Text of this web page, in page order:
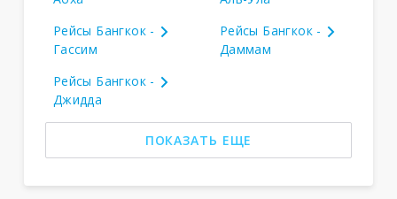
Рейсы Бангкок -
Гассим
Рейсы Бангкок -
Даммам
Рейсы Бангкок -
Джидда
ПОКАЗАТЬ ЕЩЕ